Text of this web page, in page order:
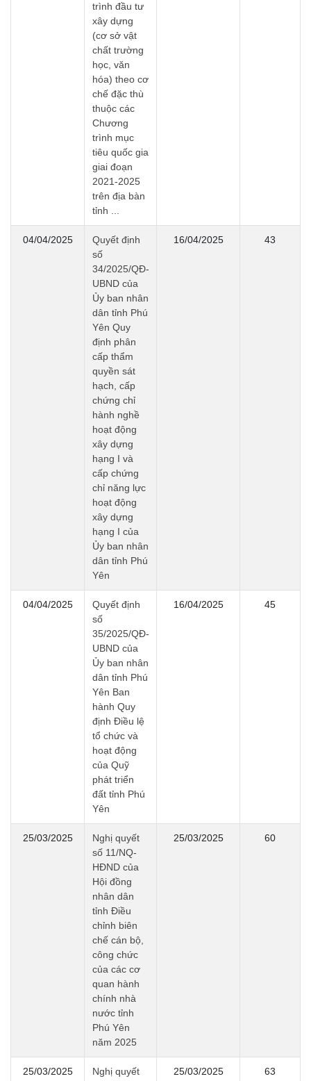
trình đầu tư
xây dựng
(cơ sở vật
chất trường
học, văn
hóa) theo cơ
chế đặc thù
thuộc các
Chương
trình mục
tiêu quốc gia
giai đoạn
2021-2025
trên địa bàn
tỉnh ...
04/04/2025
Quyết định
số
34/2025/QĐ-
UBND của
Ủy ban nhân
dân tỉnh Phú
Yên Quy
định phân
cấp thẩm
quyền sát
hạch, cấp
chứng chỉ
hành nghề
hoạt động
xây dựng
hạng I và
cấp chứng
chỉ năng lực
hoạt động
xây dựng
hạng I của
Ủy ban nhân
dân tỉnh Phú
Yên
16/04/2025 43
04/04/2025
Quyết định
số
35/2025/QĐ-
UBND của
Ủy ban nhân
dân tỉnh Phú
Yên Ban
hành Quy
định Điều lệ
tổ chức và
hoạt động
của Quỹ
phát triển
đất tỉnh Phú
Yên
16/04/2025 45
25/03/2025
Nghị quyết
số 11/NQ-
HĐND của
Hội đồng
nhân dân
tỉnh Điều
chỉnh biên
chế cán bộ,
công chức
của các cơ
quan hành
chính nhà
nước tỉnh
Phú Yên
năm 2025
25/03/2025 60
25/03/2025
Nghị quyết
25/03/2025 63